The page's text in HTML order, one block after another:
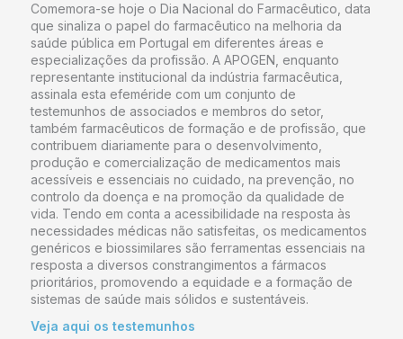
Comemora-se hoje o Dia Nacional do Farmacêutico, data
que sinaliza o papel do farmacêutico na melhoria da
saúde pública em Portugal em diferentes áreas e
especializações da profissão. A APOGEN, enquanto
representante institucional da indústria farmacêutica,
assinala esta efeméride com um conjunto de
testemunhos de associados e membros do setor,
também farmacêuticos de formação e de profissão, que
contribuem diariamente para o desenvolvimento,
produção e comercialização de medicamentos mais
acessíveis e essenciais no cuidado, na prevenção, no
controlo da doença e na promoção da qualidade de
vida. Tendo em conta a acessibilidade na resposta às
necessidades médicas não satisfeitas, os medicamentos
genéricos e biossimilares são ferramentas essenciais na
resposta a diversos constrangimentos a fármacos
prioritários, promovendo a equidade e a formação de
sistemas de saúde mais sólidos e sustentáveis.
Veja aqui os testemunhos